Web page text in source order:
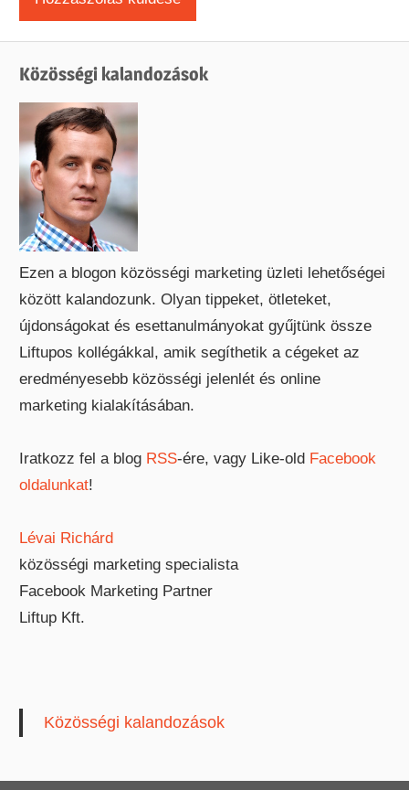
Közösségi kalandozások
Ezen a blogon közösségi marketing üzleti lehetőségei
között kalandozunk. Olyan tippeket, ötleteket,
újdonságokat és esettanulmányokat gyűjtünk össze
Liftupos kollégákkal, amik segíthetik a cégeket az
eredményesebb közösségi jelenlét és online
marketing kialakításában.
Iratkozz fel a blog RSS-ére, vagy Like-old Facebook
oldalunkat!
Lévai Richárd
közösségi marketing specialista
Facebook Marketing Partner
Liftup Kft.
Közösségi kalandozások